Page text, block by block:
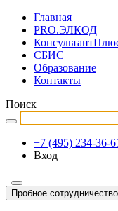
Главная
PRO.ЭЛКОД
СБИС
Образование
Контакты
Поиск
+7 (495) 234-36-
Вход
Пробное сотрудничество